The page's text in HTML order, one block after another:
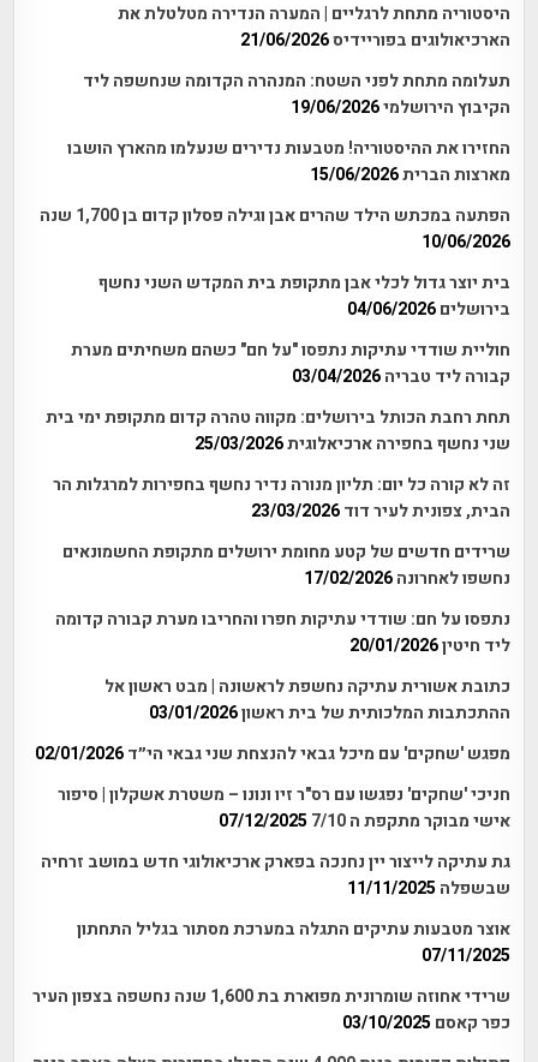
היסטוריה מתחת לרגליים | המערה הנדירה מטלטלת את
הארכיאולוגים בפוריידיס21/06/2026
תעלומה מתחת לפני השטח: המנהרה הקדומה שנחשפה ליד
הקיבוץ הירושלמי19/06/2026
החזירו את ההיסטוריה! מטבעות נדירים שנעלמו מהארץ הושבו
מארצות הברית15/06/2026
הפתעה במכתש הילד שהרים אבן וגילה פסלון קדום בן 1,700 שנה
10/06/2026
בית יוצר גדול לכלי אבן מתקופת בית המקדש השני נחשף
בירושלים 04/06/2026
חוליית שודדי עתיקות נתפסו "על חם" כשהם משחיתים מערת
קבורה ליד טבריה 03/04/2026
תחת רחבת הכותל בירושלים: מקווה טהרה קדום מתקופת ימי בית
שני נחשף בחפירה ארכיאלוגית25/03/2026
זה לא קורה כל יום: תליון מנורה נדיר נחשף בחפירות למרגלות הר
הבית, צפונית לעיר דוד 23/03/2026
שרידים חדשים של קטע מחומת ירושלים מתקופת החשמונאים
נחשפו לאחרונה 17/02/2026
נתפסו על חם: שודדי עתיקות חפרו והחריבו מערת קבורה קדומה
ליד חיטין20/01/2026
כתובת אשורית עתיקה נחשפת לראשונה | מבט ראשון אל
ההתכתבות המלכותית של בית ראשון03/01/2026
מפגש 'שחקים' עם מיכל גבאי להנצחת שני גבאי הי״ד 02/01/2026
חניכי 'שחקים' נפגשו עם רס"ר זיו ונונו – משטרת אשקלון | סיפור
אישי מבוקר מתקפת ה 7/10
07/12/2025
גת עתיקה לייצור יין נחנכה בפארק ארכיאולוגי חדש במושב זרחיה
שבשפלה 11/11/2025
אוצר מטבעות עתיקים התגלה במערכת מסתור בגליל התחתון
07/11/2025
שרידי אחוזה שומרונית מפוארת בת 1,600 שנה נחשפה בצפון העיר
כפר קאסם 03/10/2025